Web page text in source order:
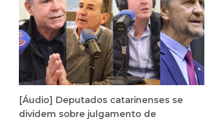
[Áudio] Deputados catarinenses se
dividem sobre julgamento de